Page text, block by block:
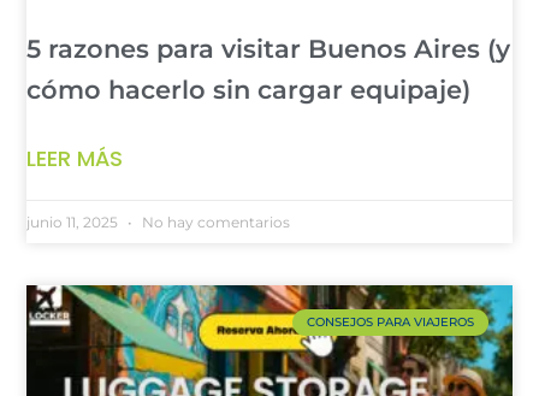
5 razones para visitar Buenos Aires (y
cómo hacerlo sin cargar equipaje)
LEER MÁS
junio 11, 2025 No hay comentarios
CONSEJOS PARA VIAJEROS